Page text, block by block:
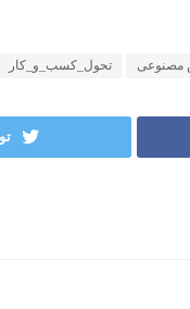
مصنوعی تحول_کسب_و_کار